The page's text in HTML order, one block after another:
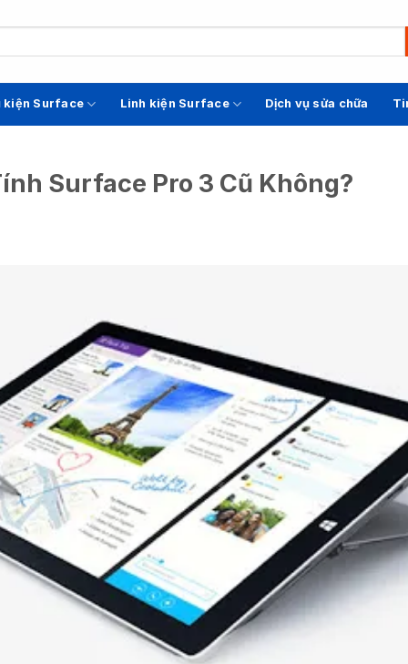
kiện Surface Linh kiện Surface Dịch vụ sửa chữa
Surface Pro 3 Cũ Không?